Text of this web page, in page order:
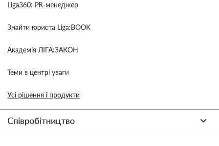
Liga360: PR-менеджер
Знайти юриста Liga:BOOK
Академія ЛІГА:ЗАКОН
Теми в центрі уваги
Усі рішення і продукти
Співробітництво